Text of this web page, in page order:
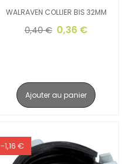
WALRAVEN COLLIER BIS 32MM
0,40 € 0,36 €
Ajouter au panier
-1,16 €